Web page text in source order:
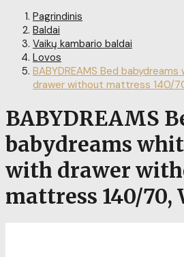
Pagrindinis
Baldai
Vaikų kambario baldai
Lovos
BABYDREAMS Bed
drawer without mattress 140/
BABYDREAMS
babydreams
with drawer
mattress 140/70,